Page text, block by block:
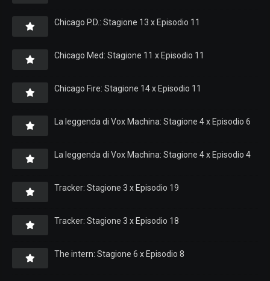
Chicago P.D.: Stagione 13 x Episodio 11
Chicago Med: Stagione 11 x Episodio 11
Chicago Fire: Stagione 14 x Episodio 11
La leggenda di Vox Machina: Stagione 4 x Episodio 6
La leggenda di Vox Machina: Stagione 4 x Episodio 4
Tracker: Stagione 3 x Episodio 19
Tracker: Stagione 3 x Episodio 18
The intern: Stagione 6 x Episodio 8